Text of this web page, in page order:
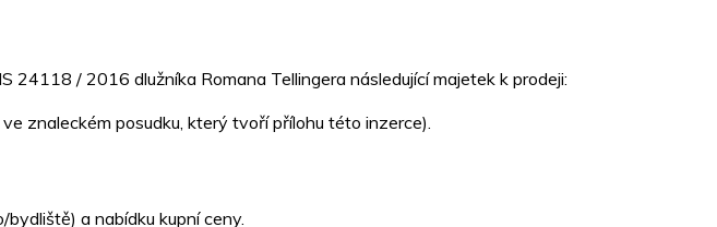
24118 / 2016 dlužníka Romana Tellingera následující majetek k prodeji:
znaleckém posudku, který tvoří přílohu této inzerce).
a nabídku kupní ceny.